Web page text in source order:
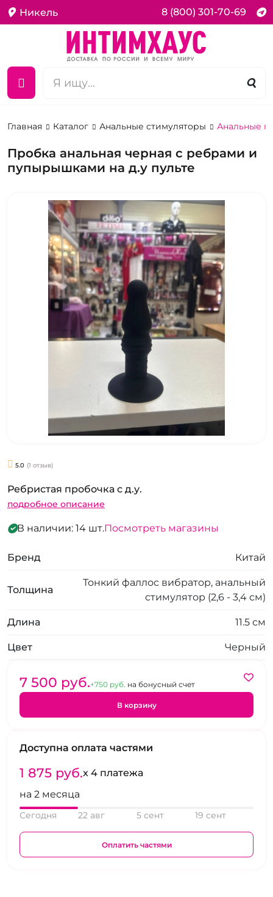
Никель 8 (800) 301-70-69
Главная Каталог Анальные стимуляторы Анальные
Пробка анальная черная с ребрами и
пупырышками на д.у пульте
5.0 (1 отзыв)
Ребристая пробочка с д.у.
подробное описание
В наличии: 14 шт.Посмотреть магазины
Бренд Китай
Толщина
Тонкий фаллос вибратор, анальный
стимулятор (2,6 - 3,4 см)
Длина 11.5 см
Цвет Черный
7 500 pуб.+750 pуб. на бонусный счет
В корзину
Доступна оплата частями
1 875 pуб.x 4 платежа
на 2 месяца
Сегодня 22 авг 5 сент 19 сент
Оплатить частями